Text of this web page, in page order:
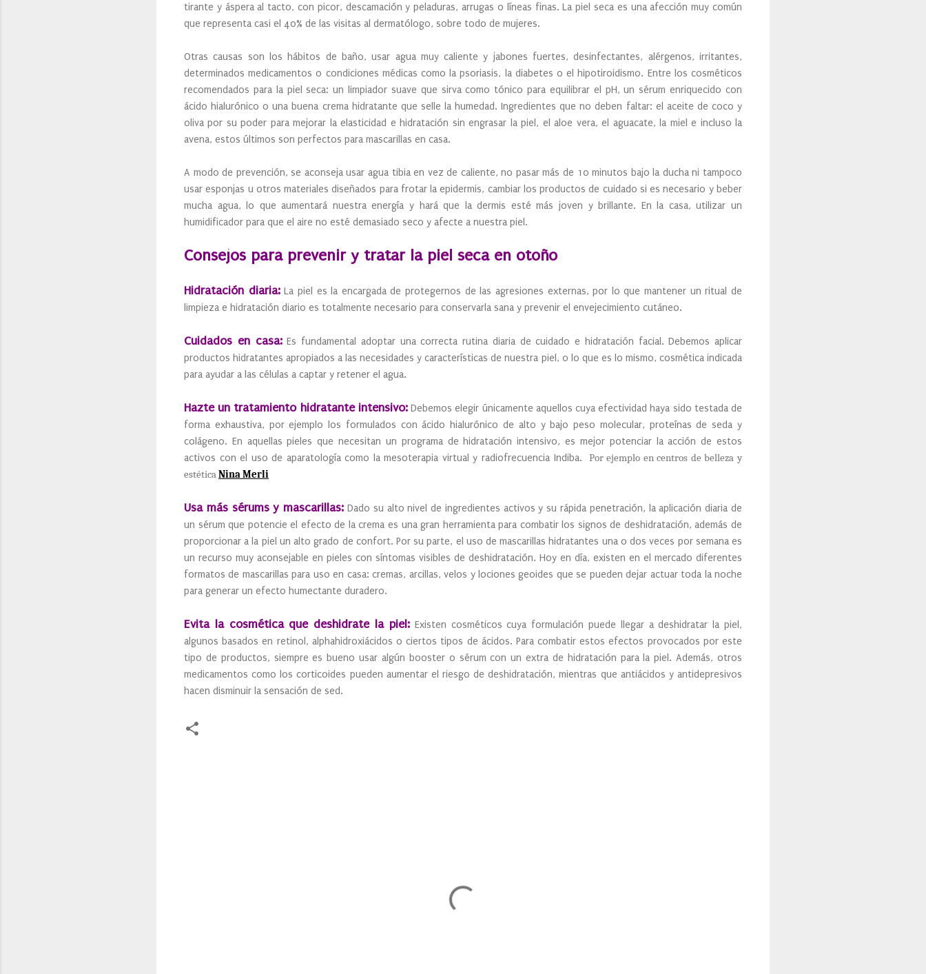
tirante y áspera al tacto, con picor, descamación y peladuras, arrugas o líneas finas. La piel seca es una afección muy común
que representa casi el 40% de las visitas al dermatólogo, sobre todo de mujeres.
Otras causas son los hábitos de baño, usar agua muy caliente y jabones fuertes, desinfectantes, alérgenos, irritantes,
determinados medicamentos o condiciones médicas como la psoriasis, la diabetes o el hipotiroidismo. Entre los cosméticos
recomendados para la piel seca: un limpiador suave que sirva como tónico para equilibrar el pH, un sérum enriquecido con
ácido hialurónico o una buena crema hidratante que selle la humedad. Ingredientes que no deben faltar: el aceite de coco y
oliva por su poder para mejorar la elasticidad e hidratación sin engrasar la piel, el aloe vera, el aguacate, la miel e incluso la
avena, estos últimos son perfectos para mascarillas en casa.
A modo de prevención, se aconseja usar agua tibia en vez de caliente, no pasar más de 10 minutos bajo la ducha ni tampoco
usar esponjas u otros materiales diseñados para frotar la epidermis, cambiar los productos de cuidado si es necesario y beber
mucha agua, lo que aumentará nuestra energía y hará que la dermis esté más joven y brillante. En la casa, utilizar un
humidificador para que el aire no esté demasiado seco y afecte a nuestra piel.
Consejos para prevenir y tratar la piel seca en otoño
Hidratación diaria:La piel es la encargada de protegernos de las agresiones externas, por lo que mantener un ritual de
limpieza e hidratación diario es totalmente necesario para conservarla sana y prevenir el envejecimiento cutáneo.
Cuidados en casa:Es fundamental adoptar una correcta rutina diaria de cuidado e hidratación facial. Debemos aplicar
productos hidratantes apropiados a las necesidades y características de nuestra piel, o lo que es lo mismo, cosmética indicada
para ayudar a las células a captar y retener el agua.
Hazte un tratamiento hidratante intensivo:Debemos elegir únicamente aquellos cuya efectividad haya sido testada de
forma exhaustiva, por ejemplo los formulados con ácido hialurónico de alto y bajo peso molecular, proteínas de seda y
colágeno. En aquellas pieles que necesitan un programa de hidratación intensivo, es mejor potenciar la acción de estos
activos con el uso de aparatología como la mesoterapia virtual y radiofrecuencia Indiba.
Por ejemplo en centros de belleza y
estéticaNina Merli
Usa más sérums y mascarillas: Dado su alto nivel de ingredientes activos y su rápida penetración, la aplicación diaria de
un sérum que potencie el efecto de la crema es una gran herramienta para combatir los signos de deshidratación, además de
proporcionar a la piel un alto grado de confort. Por su parte, el uso de mascarillas hidratantes una o dos veces por semana es
un recurso muy aconsejable en pieles con síntomas visibles de deshidratación. Hoy en día, existen en el mercado diferentes
formatos de mascarillas para uso en casa: cremas, arcillas, velos y lociones geoides que se pueden dejar actuar toda la noche
para generar un efecto humectante duradero.
Evita la cosmética que deshidrate la piel:Existen cosméticos cuya formulación puede llegar a deshidratar la piel,
algunos basados en retinol, alphahidroxiácidos o ciertos tipos de ácidos. Para combatir estos efectos provocados por este
tipo de productos, siempre es bueno usar algún booster o sérum con un extra de hidratación para la piel. Además, otros
medicamentos como los corticoides pueden aumentar el riesgo de deshidratación, mientras que antiácidos y antidepresivos
hacen disminuir la sensación de sed.